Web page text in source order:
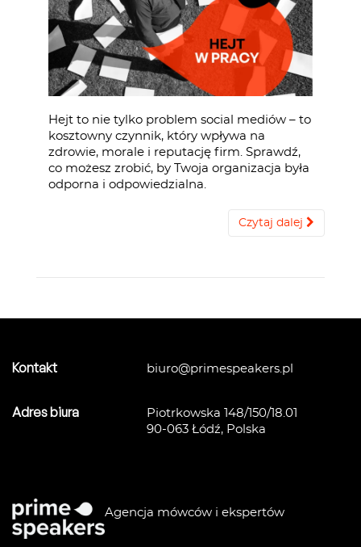
Hejt to nie tylko problem social mediów – to
kosztowny czynnik, który wpływa na
zdrowie, morale i reputację firm. Sprawdź,
co możesz zrobić, by Twoja organizacja była
odporna i odpowiedzialna.
Czytaj dalej
Agencja mówców i ekspertów
Kontakt biuro@primespeakers.pl
Adres biura
Piotrkowska 148/150/18.01
90-063 Łódź, Polska